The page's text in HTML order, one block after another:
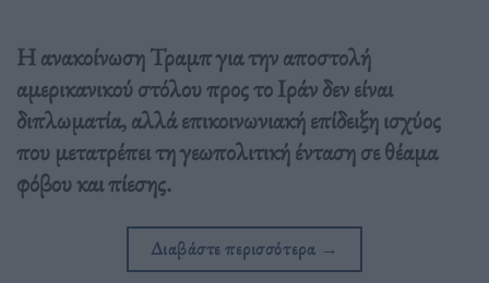
Η ανακοίνωση Τραμπ για την αποστολή
αμερικανικού στόλου προς το Ιράν δεν είναι
διπλωματία, αλλά επικοινωνιακή επίδειξη ισχύος
που μετατρέπει τη γεωπολιτική ένταση σε θέαμα
φόβου και πίεσης.
Διαβάστε περισσότερα →